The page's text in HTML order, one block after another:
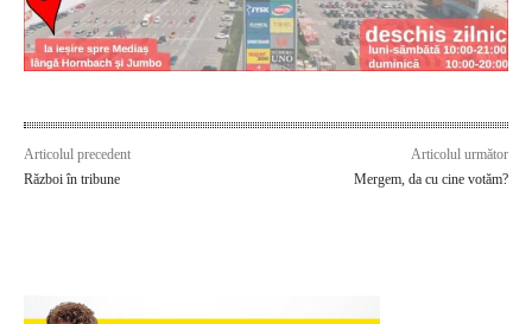
Articolul precedent
Război în tribune
Articolul următor
Mergem, da cu cine votăm?